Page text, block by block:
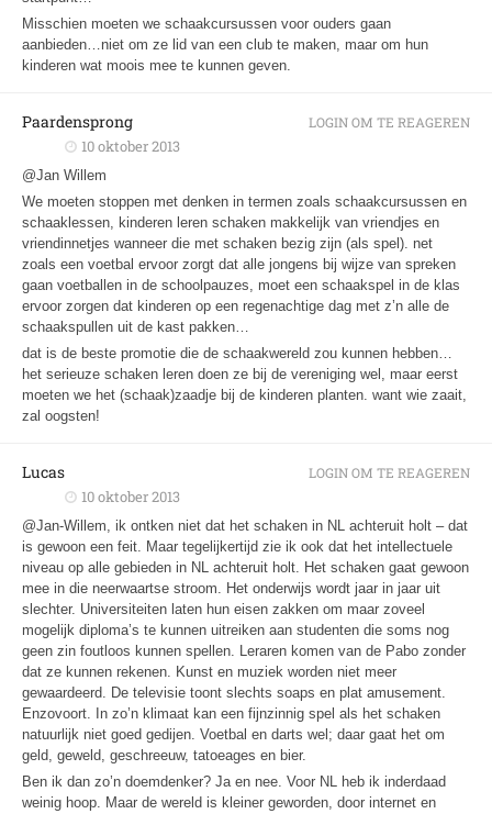
Misschien moeten we schaakcursussen voor ouders gaan
aanbieden…niet om ze lid van een club te maken, maar om hun
kinderen wat moois mee te kunnen geven.
Paardensprong
10 oktober 2013
@Jan Willem
We moeten stoppen met denken in termen zoals schaakcursussen en
schaaklessen, kinderen leren schaken makkelijk van vriendjes en
vriendinnetjes wanneer die met schaken bezig zijn (als spel). net
zoals een voetbal ervoor zorgt dat alle jongens bij wijze van spreken
gaan voetballen in de schoolpauzes, moet een schaakspel in de klas
ervoor zorgen dat kinderen op een regenachtige dag met z’n alle de
schaakspullen uit de kast pakken…
dat is de beste promotie die de schaakwereld zou kunnen hebben…
het serieuze schaken leren doen ze bij de vereniging wel, maar eerst
moeten we het (schaak)zaadje bij de kinderen planten. want wie zaait,
zal oogsten!
LOGIN OM TE REAGEREN
Lucas
10 oktober 2013
@Jan-Willem, ik ontken niet dat het schaken in NL achteruit holt – dat
is gewoon een feit. Maar tegelijkertijd zie ik ook dat het intellectuele
niveau op alle gebieden in NL achteruit holt. Het schaken gaat gewoon
mee in die neerwaartse stroom. Het onderwijs wordt jaar in jaar uit
slechter. Universiteiten laten hun eisen zakken om maar zoveel
mogelijk diploma’s te kunnen uitreiken aan studenten die soms nog
geen zin foutloos kunnen spellen. Leraren komen van de Pabo zonder
dat ze kunnen rekenen. Kunst en muziek worden niet meer
gewaardeerd. De televisie toont slechts soaps en plat amusement.
Enzovoort. In zo’n klimaat kan een fijnzinnig spel als het schaken
natuurlijk niet goed gedijen. Voetbal en darts wel; daar gaat het om
geld, geweld, geschreeuw, tatoeages en bier.
Ben ik dan zo’n doemdenker? Ja en nee. Voor NL heb ik inderdaad
weinig hoop. Maar de wereld is kleiner geworden, door internet en
LOGIN OM TE REAGEREN